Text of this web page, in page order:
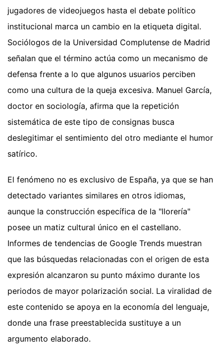
jugadores de videojuegos hasta el debate político
institucional marca un cambio en la etiqueta digital.
Sociólogos de la Universidad Complutense de Madrid
señalan que el término actúa como un mecanismo de
defensa frente a lo que algunos usuarios perciben
como una cultura de la queja excesiva. Manuel García,
doctor en sociología, afirma que la repetición
sistemática de este tipo de consignas busca
deslegitimar el sentimiento del otro mediante el humor
satírico.
El fenómeno no es exclusivo de España, ya que se han
detectado variantes similares en otros idiomas,
aunque la construcción específica de la "llorería"
posee un matiz cultural único en el castellano.
Informes de tendencias de Google Trends muestran
que las búsquedas relacionadas con el origen de esta
expresión alcanzaron su punto máximo durante los
periodos de mayor polarización social. La viralidad de
este contenido se apoya en la economía del lenguaje,
donde una frase preestablecida sustituye a un
argumento elaborado.